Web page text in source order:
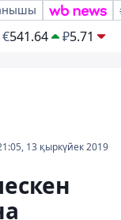
€541.64 ₽5.71
13 қыркүйек 2019